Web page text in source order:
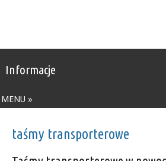
Informacje
MENU »
taśmy transporterowe